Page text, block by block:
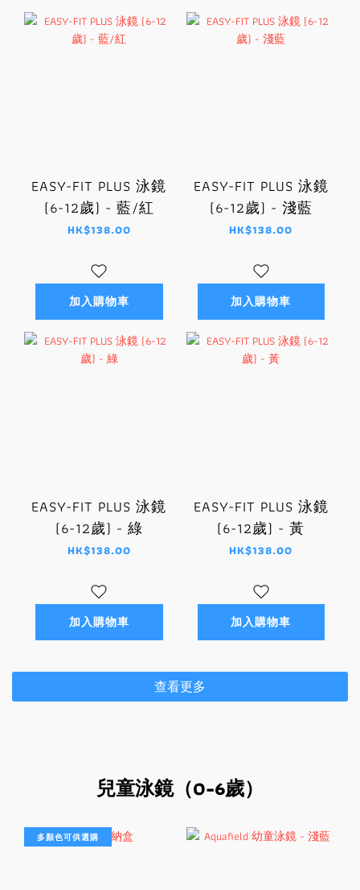
EASY-FIT PLUS 泳鏡
(6-12歲) - 藍/紅
HK$138.00
加入購物車
EASY-FIT PLUS 泳鏡
(6-12歲) - 淺藍
HK$138.00
加入購物車
EASY-FIT PLUS 泳鏡
(6-12歲) - 綠
HK$138.00
加入購物車
EASY-FIT PLUS 泳鏡
(6-12歲) - 黃
HK$138.00
加入購物車
查看更多
兒童泳鏡（0-6歲）
多顏色可供選購